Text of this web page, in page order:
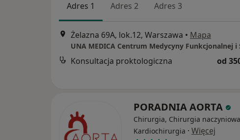
Adres 1 Adres 2 Adres 3
Żelazna 69A, lok.12, Warszawa • Mapa
Konsultacja proktologiczna od
PORADNIA AORTA
Chirurgia, Chirurgia
Kardiochirurgia · Więcej